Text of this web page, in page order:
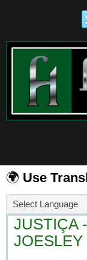
🌍 Use
JUSTIÇA
JOESLEY